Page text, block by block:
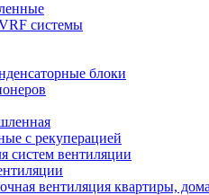
системы
блоки
с рекуперацией
систем вентиляции
вентиляция квартиры,